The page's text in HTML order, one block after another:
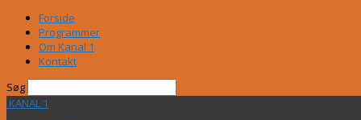
Forside
Programmer
Om Kanal 1
Kontakt
Søg
KANAL 1